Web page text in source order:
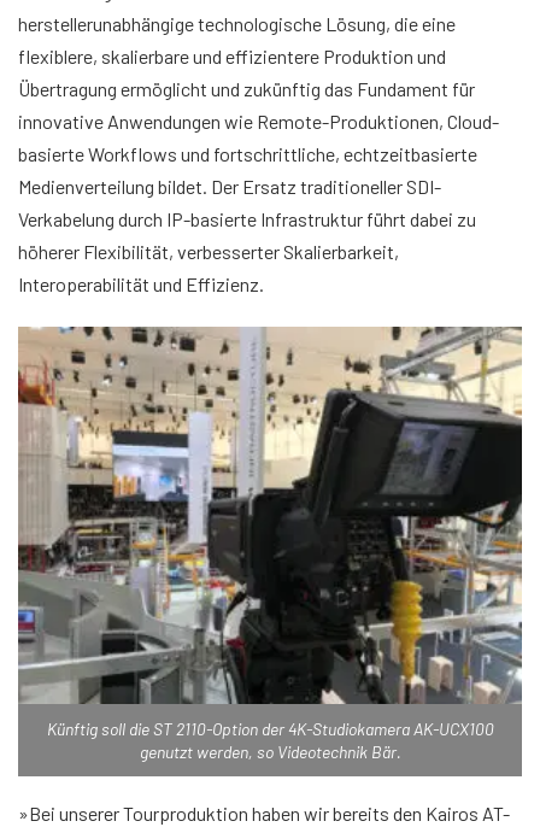
herstellerunabhängige technologische Lösung, die eine
flexiblere, skalierbare und effizientere Produktion und
Übertragung ermöglicht und zukünftig das Fundament für
innovative Anwendungen wie Remote-Produktionen, Cloud-
basierte Workflows und fortschrittliche, echtzeitbasierte
Medienverteilung bildet. Der Ersatz traditioneller SDI-
Verkabelung durch IP-basierte Infrastruktur führt dabei zu
höherer Flexibilität, verbesserter Skalierbarkeit,
Interoperabilität und Effizienz.
Künftig soll die ST 2110-Option der 4K-Studiokamera AK-UCX100
genutzt werden, so Videotechnik Bär.
»Bei unserer Tourproduktion haben wir bereits den Kairos AT-